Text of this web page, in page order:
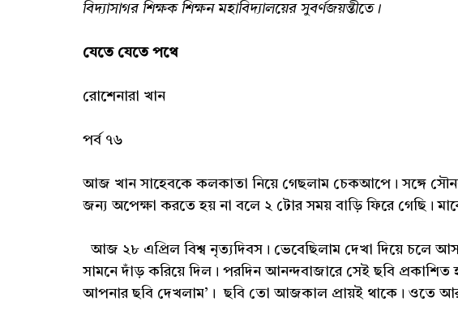
বিদ্যাসাগর শিক্ষক শিক্ষন মহাবিদ্যালয়ের সুবর্ণজয়ন্তীতে।
যেতে যেতে পথে
রোশেনারা খান
পর্ব ৭৬
আজ খান সাহেবকে কলকাতা নিয়ে গেছলাম চেকআপে। সঙ্গে
জন্য অপেক্ষা করতে হয় না বলে ২ টোর সময় বাড়ি ফিরে গেছি।
আজ ২৮ এপ্রিল বিশ্ব নৃত্যদিবস। ভেবেছিলাম দেখা দিয়ে চলে
সামনে দাঁড় করিয়ে দিল। পরদিন আনন্দবাজারে সেই ছবি
আপনার ছবি দেখলাম’। ছবি তো আজকাল প্রায়ই থাকে। ওতে